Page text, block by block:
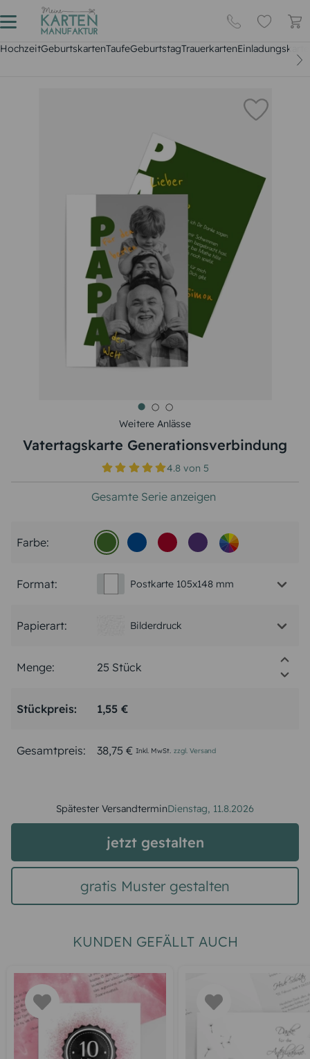
HochzeitGeburtskartenTaufeGeburtstagTrauerkarten
Weitere Anlässe
Vatertagskarte Generationsverbindung
4.8 von5
Gesamte Serie anzeigen
Farbe:
Format: Postkarte 105x148 mm
Papierart: Bilderdruck
Menge:
Stückpreis: 1,55 €
Gesamtpreis: 38,75 € Inkl. MwSt. zzgl. Versand
Spätester VersandterminDienstag, 11.8.2026
jetzt gestalten
gratis Muster gestalten
KUNDEN GEFÄLLT AUCH